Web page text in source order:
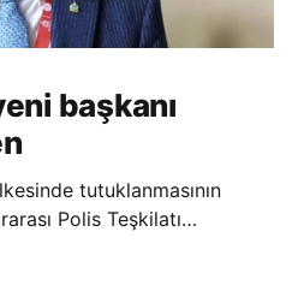
başkanı
tutuklanmasının
Polis Teşkilatı